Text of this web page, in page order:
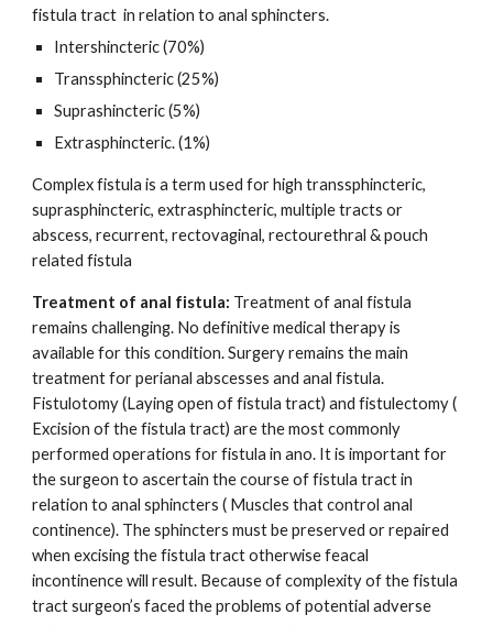
fistula tract in relation to anal sphincters.
Intershincteric (70%)
Transsphincteric (25%)
Suprashincteric (5%)
Extrasphincteric. (1%)
Complex fistula is a term used for high transsphincteric,
suprasphincteric, extrasphincteric, multiple tracts or
abscess, recurrent, rectovaginal, rectourethral & pouch
related fistula
Treatment of anal fistula: Treatment of anal fistula
remains challenging. No definitive medical therapy is
available for this condition. Surgery remains the main
treatment for perianal abscesses and anal fistula.
Fistulotomy (Laying open of fistula tract) and fistulectomy (
Excision of the fistula tract) are the most commonly
performed operations for fistula in ano. It is important for
the surgeon to ascertain the course of fistula tract in
relation to anal sphincters ( Muscles that control anal
continence). The sphincters must be preserved or repaired
when excising the fistula tract otherwise feacal
incontinence will result. Because of complexity of the fistula
tract surgeon’s faced the problems of potential adverse